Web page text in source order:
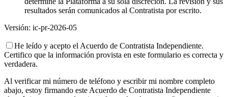
resultados serán comunicados al Contratista por escrito.
Versión: ic-pr-2026-05
He leído y acepto el Acuerdo de Contratista Independiente.
Certifico que la información provista en este formulario es correcta y
verdadera.
Al verificar mi número de teléfono y escribir mi nombre completo
abajo, estoy firmando este Acuerdo de Contratista Independiente